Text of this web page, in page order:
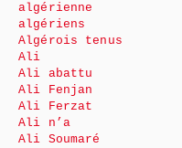
algérienne
algériens
Algérois tenus
Ali
Ali abattu
Ali Fenjan
Ali Ferzat
Ali n’a
Ali Soumaré